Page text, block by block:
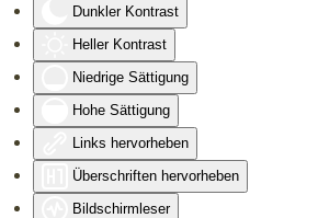
Dunkler Kontrast
Heller Kontrast
Niedrige Sättigung
Hohe Sättigung
Links hervorheben
Überschriften hervorheben
Bildschirmleser